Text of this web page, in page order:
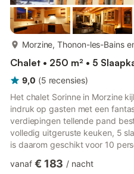
Morzine, Thonon-les-Bains
Chalet • 250 m² • 5
9,0 (5 recensies)
Het chalet Sorinne in Morzine
indruk op gasten met een
verdiepingen tellende pand
volledig uitgeruste keuken, 5
is daarom geschikt voor 10
spelcomputer. Verder is er een
vanaf € 183 / nacht